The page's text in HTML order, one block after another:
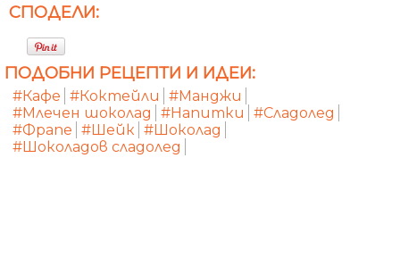
СПОДЕЛИ:
ПОДОБНИ РЕЦЕПТИ И ИДЕИ:
#Кафе #Коктейли
#Манджи
#Млечен шоколад
#Напитки
#Сладолед
#Фрапе #Шейк #Шоколад
#Шоколадов сладолед